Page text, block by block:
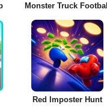
Monster Truck Football
Red Imposter Hunt